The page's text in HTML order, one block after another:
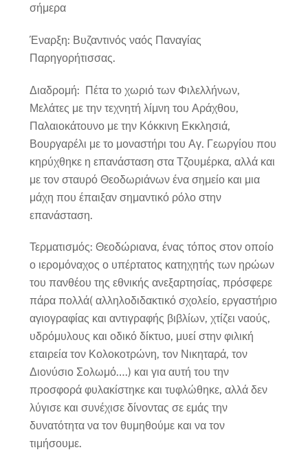
σήμερα
Έναρξη: Βυζαντινός ναός Παναγίας
Παρηγορήτισσας.
Διαδρομή: Πέτα το χωριό των Φιλελλήνων,
Μελάτες με την τεχνητή λίμνη του Αράχθου,
Παλαιοκάτουνο με την Κόκκινη Εκκλησιά,
Βουργαρέλι με το μοναστήρι του Αγ. Γεωργίου που
κηρύχθηκε η επανάσταση στα Τζουμέρκα, αλλά και
με τον σταυρό Θεοδωριάνων ένα σημείο και μια
μάχη που έπαιξαν σημαντικό ρόλο στην
επανάσταση.
Τερματισμός: Θεοδώριανα, ένας τόπος στον οποίο
ο ιερομόναχος ο υπέρτατος κατηχητής των ηρώων
του πανθέου της εθνικής ανεξαρτησίας, πρόσφερε
πάρα πολλά( αλληλοδιδακτικό σχολείο, εργαστήριο
αγιογραφίας και αντιγραφής βιβλίων, χτίζει ναούς,
υδρόμυλους και οδικό δίκτυο, μυεί στην φιλική
εταιρεία τον Κολοκοτρώνη, τον Νικηταρά, τον
Διονύσιο Σολωμό….) και για αυτή του την
προσφορά φυλακίστηκε και τυφλώθηκε, αλλά δεν
λύγισε και συνέχισε δίνοντας σε εμάς την
δυνατότητα να τον θυμηθούμε και να τον
τιμήσουμε.